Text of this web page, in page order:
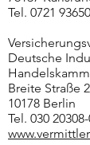
Tel. 0721 93650
Deutsche
Breite Straße
10178 Berlin
Tel. 030